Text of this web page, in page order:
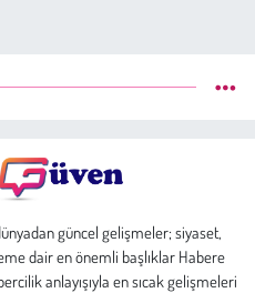
güncel gelişmeler; siyaset,
dair en önemli başlıklar Habere
anlayışıyla en sıcak gelişmeleri